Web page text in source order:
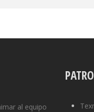
al equipo